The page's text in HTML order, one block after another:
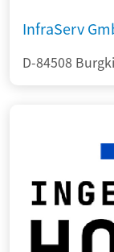
InfraServ
D-84508